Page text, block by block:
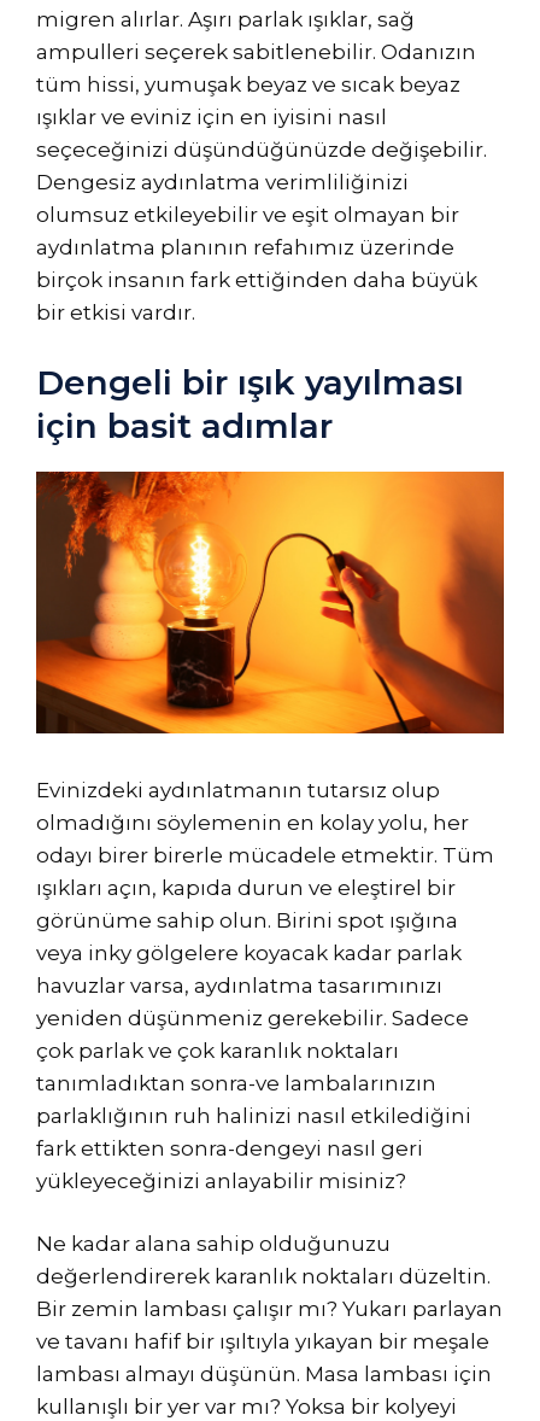
migren alırlar. Aşırı parlak ışıklar, sağ
ampulleri seçerek sabitlenebilir. Odanızın
tüm hissi, yumuşak beyaz ve sıcak beyaz
ışıklar ve eviniz için en iyisini nasıl
seçeceğinizi düşündüğünüzde değişebilir.
Dengesiz aydınlatma verimliliğinizi
olumsuz etkileyebilir ve eşit olmayan bir
aydınlatma planının refahımız üzerinde
birçok insanın fark ettiğinden daha büyük
bir etkisi vardır.
Dengeli bir ışık yayılması
için basit adımlar
Evinizdeki aydınlatmanın tutarsız olup
olmadığını söylemenin en kolay yolu, her
odayı birer birerle mücadele etmektir. Tüm
ışıkları açın, kapıda durun ve eleştirel bir
görünüme sahip olun. Birini spot ışığına
veya inky gölgelere koyacak kadar parlak
havuzlar varsa, aydınlatma tasarımınızı
yeniden düşünmeniz gerekebilir. Sadece
çok parlak ve çok karanlık noktaları
tanımladıktan sonra-ve lambalarınızın
parlaklığının ruh halinizi nasıl etkilediğini
fark ettikten sonra-dengeyi nasıl geri
yükleyeceğinizi anlayabilir misiniz?
Ne kadar alana sahip olduğunuzu
değerlendirerek karanlık noktaları düzeltin.
Bir zemin lambası çalışır mı? Yukarı parlayan
ve tavanı hafif bir ışıltıyla yıkayan bir meşale
lambası almayı düşünün. Masa lambası için
kullanışlı bir yer var mı? Yoksa bir kolyeyi